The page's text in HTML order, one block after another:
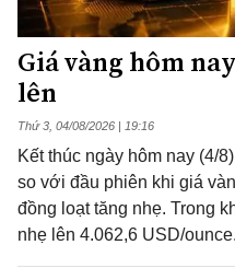
Giá vàng hôm
lên
Thứ 3, 04/08/2026 | 19:16
Kết thúc ngày hôm nay (4/
so với đầu phiên khi giá
đồng loạt tăng nhẹ. Trong
nhẹ lên 4.062,6 USD/ounce.